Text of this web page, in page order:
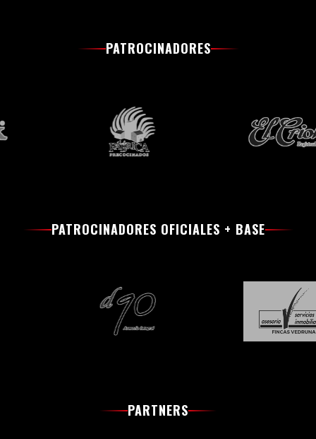
PATROCINADORES
PATROCINADORES OFICIALES + BASE
PARTNERS